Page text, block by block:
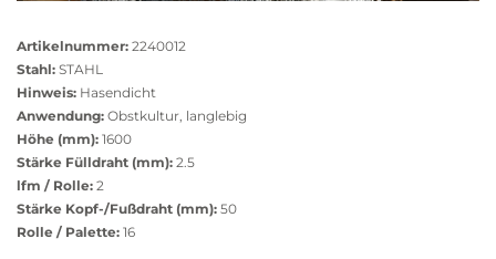
Artikelnummer: 2240012
Stahl: STAHL
Hinweis: Hasendicht
Anwendung: Obstkultur, langlebig
Höhe (mm): 1600
Stärke Fülldraht (mm): 2.5
lfm / Rolle: 2
Stärke Kopf-/Fußdraht (mm): 50
Rolle / Palette: 16